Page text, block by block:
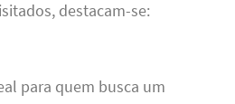
destacam-se:
para quem busca um